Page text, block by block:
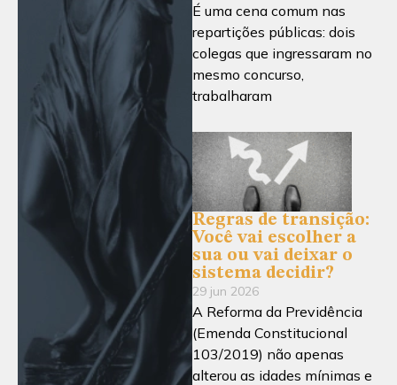
É uma cena comum nas
repartições públicas: dois
colegas que ingressaram no
mesmo concurso,
trabalharam
Regras de transição:
Você vai escolher a
sua ou vai deixar o
sistema decidir?
29 jun 2026
A Reforma da Previdência
(Emenda Constitucional
103/2019) não apenas
alterou as idades mínimas e